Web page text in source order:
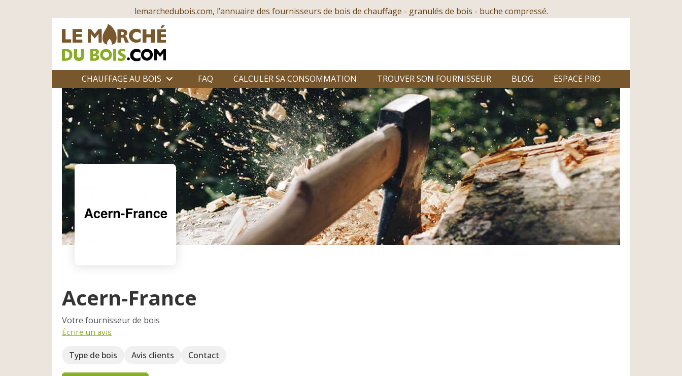
lemarchedubois.com, l’annuaire des fournisseurs de bois de chauffage - granulés de bois - buche compressé.
CHAUFFAGE AU BOIS FAQ CALCULER SA CONSOMMATION TROUVER SON FOURNISSEUR BLOG ESPACE PRO
Acern-France
Votre fournisseur de bois
Écrire un avis
Type de bois Avis clients Contact